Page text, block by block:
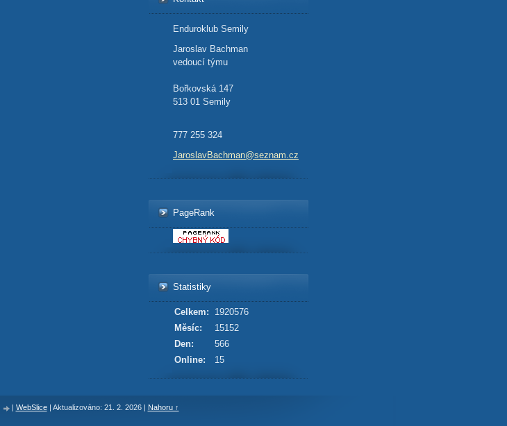
Enduroklub Semily
Jaroslav Bachman
vedoucí týmu
Bořkovská 147
513 01 Semily
777 255 324
JaroslavBachman@seznam.cz
PageRank
Statistiky
Online: 15
Celkem:
1920576
Měsíc:
15152
Den:
566
| WebSlice | Aktualizováno: 21. 2. 2026| Nahoru ↑